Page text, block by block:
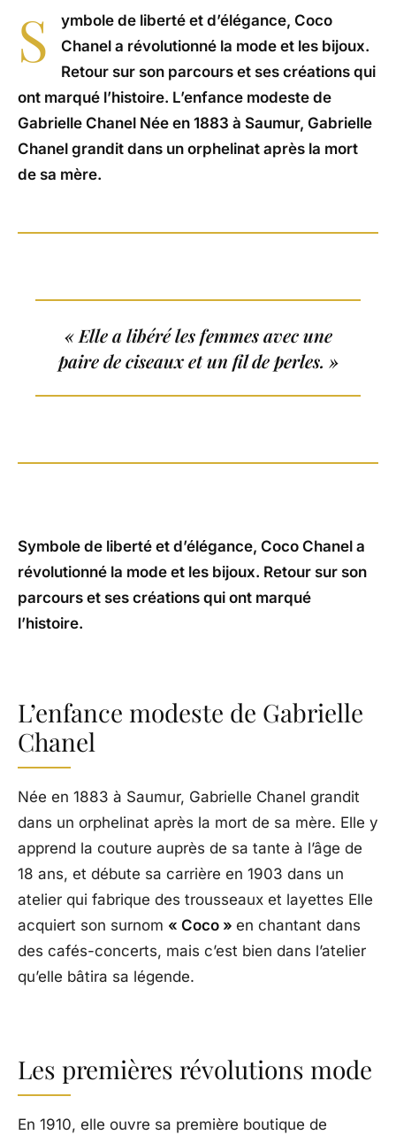
S
ymbole de liberté et d’élégance, Coco
Chanel a révolutionné la mode et les bijoux.
Retour sur son parcours et ses créations qui
ont marqué l’histoire. L’enfance modeste de
Gabrielle Chanel Née en 1883 à Saumur, Gabrielle
Chanel grandit dans un orphelinat après la mort
de sa mère.
« Elle a libéré les femmes avec une
paire de ciseaux et un fil de perles. »
Symbole de liberté et d’élégance, Coco Chanel a
révolutionné la mode et les bijoux. Retour sur son
parcours et ses créations qui ont marqué
l’histoire.
L’enfance modeste de Gabrielle
Chanel
Née en 1883 à Saumur, Gabrielle Chanel grandit
dans un orphelinat après la mort de sa mère. Elle y
apprend la couture auprès de sa tante à l’âge de
18 ans, et débute sa carrière en 1903 dans un
atelier qui fabrique des trousseaux et layettes Elle
acquiert son surnom « Coco » en chantant dans
des cafés-concerts, mais c’est bien dans l’atelier
qu’elle bâtira sa légende.
Les premières révolutions mode
En 1910, elle ouvre sa première boutique de